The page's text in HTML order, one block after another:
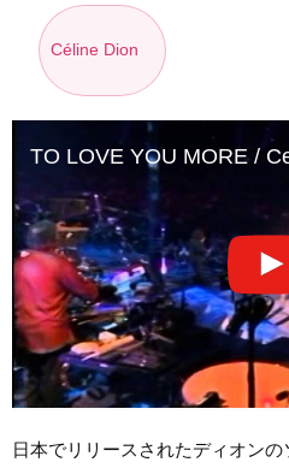
Céline Dion
TO LOVE YOU MORE /
日本でリリースされたディオンの